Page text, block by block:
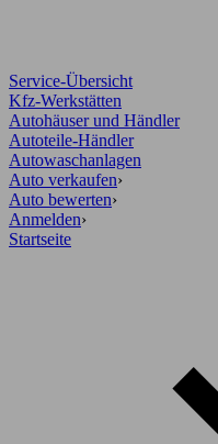
Service-Übersicht
Kfz-Werkstätten
Autohäuser und Händler
Autoteile-Händler
Autowaschanlagen
Auto verkaufen›
Auto bewerten›
Anmelden›
Startseite